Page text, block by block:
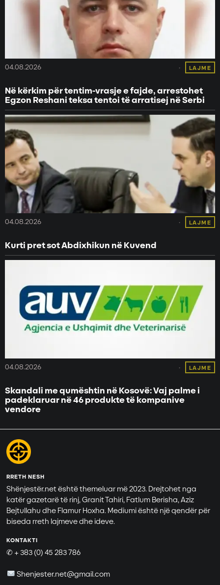
04.08.2026 LAJME
Në kërkim për tentim-vrasje e fajde, arrestohet
Egzon Reshani teksa tentoi të arratisej në Serbi
04.08.2026 LAJME
Kurti pret sot Abdixhikun në Kuvend
04.08.2026 LAJME
Skandali me qumështin në Kosovë: Vaj palme i
padeklaruar në 46 produkte të kompanive
vendore
RRETH NESH
Shënjestër.net është themeluar më 2023. Drejtohet nga
katër gazetarë të rinj, Granit Tahiri, Fatlum Berisha, Aziz
Bejtullahu dhe Flamur Hoxha. Mediumi është një qendër për
biseda rreth lajmeve dhe ideve.
KONTAKTI
✆ + 383 (0) 45 283 786
Shenjester.net@gmail.com